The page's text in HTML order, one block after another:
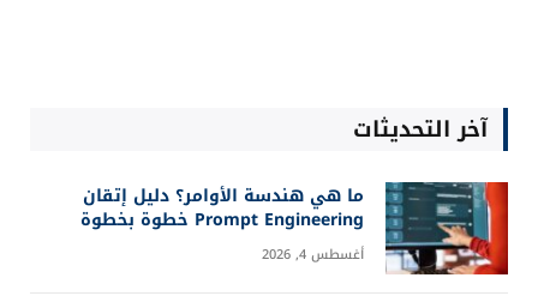
آخر التحديثات
ما هي هندسة الأوامر؟ دليل إتقان
Prompt Engineering خطوة بخطوة
أغسطس 4, 2026